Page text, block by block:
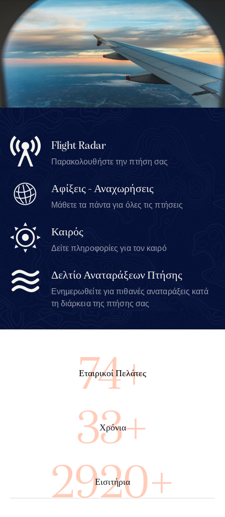
Flight Radar
Παρακολουθήστε την πτήση σας
Αφίξεις - Αναχωρήσεις
Μάθετε τα πάντα για όλες τις πτήσεις
Καιρός
Δείτε πληροφορίες για τον καιρό
Δελτίο Αναταράξεων Πτήσης
Ενημερωθείτε για πιθανές αναταράξεις κατά
τη διάρκεια της πτήσης σας
100+
Εταιρικοί Πελάτες
45+
Χρόνια
4000+
Εισιτήρια